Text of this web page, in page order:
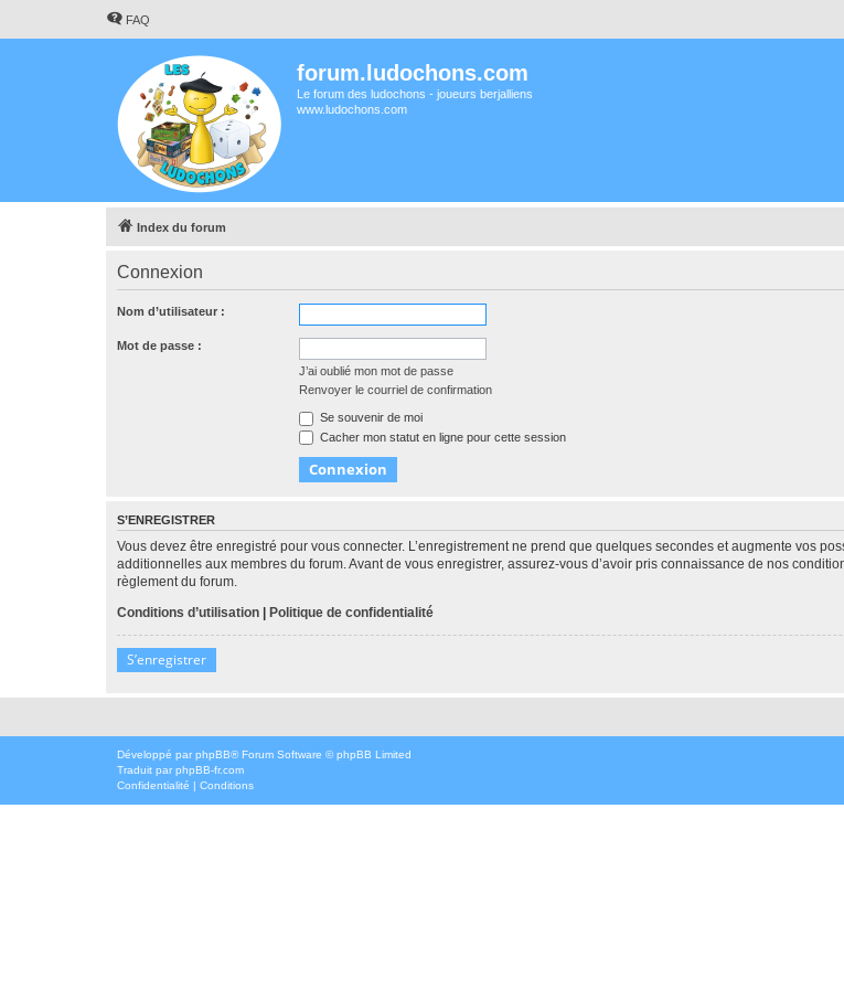
FAQ
forum.ludochons.com
Le forum des ludochons - joueurs berjalliens
www.ludochons.com
Index du forum
Connexion
Nom d’utilisateur :
Mot de passe :
J’ai oublié mon mot de passe
Renvoyer le courriel de confirmation
Se souvenir de moi
Cacher mon statut en ligne pour cette session
S’ENREGISTRER
Vous devez être enregistré pour vous connecter. L’enregistrement ne prend que quelques secondes et augmente vos
additionnelles aux membres du forum. Avant de vous enregistrer, assurez-vous d’avoir pris connaissance de nos
règlement du forum.
Conditions d’utilisation | Politique de confidentialité
S’enregistrer
Développé par phpBB® Forum Software © phpBB Limited
Traduit par phpBB-fr.com
Confidentialité | Conditions